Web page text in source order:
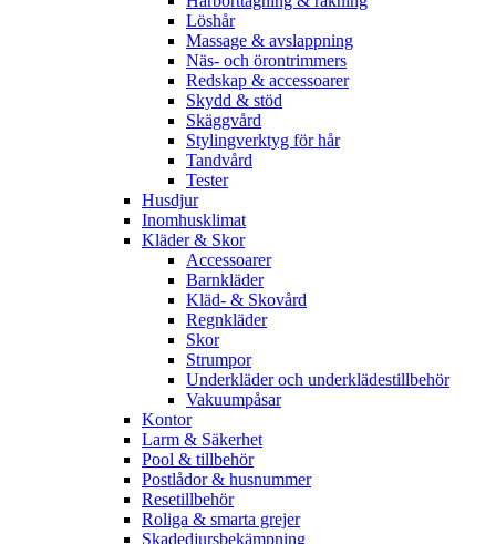
Löshår
Massage & avslappning
Näs- och örontrimmers
Redskap & accessoarer
Skydd & stöd
Skäggvård
Stylingverktyg för hår
Tandvård
Tester
Husdjur
Inomhusklimat
Kläder & Skor
Accessoarer
Barnkläder
Kläd- & Skovård
Regnkläder
Skor
Strumpor
Underkläder och underklädestillbehör
Vakuumpåsar
Kontor
Larm & Säkerhet
Pool & tillbehör
Postlådor & husnummer
Resetillbehör
Roliga & smarta grejer
Skadedjursbekämpning